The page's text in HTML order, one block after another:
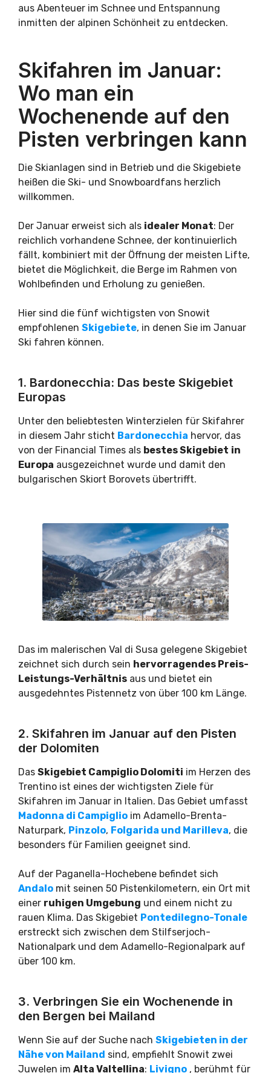
aus Abenteuer im Schnee und Entspannung
inmitten der alpinen Schönheit zu entdecken.
Skifahren im Januar:
Wo man ein
Wochenende auf den
Pisten verbringen kann
Die Skianlagen sind in Betrieb und die Skigebiete
heißen die Ski- und Snowboardfans herzlich
willkommen.
Der Januar erweist sich als idealer Monat: Der
reichlich vorhandene Schnee, der kontinuierlich
fällt, kombiniert mit der Öffnung der meisten Lifte,
bietet die Möglichkeit, die Berge im Rahmen von
Wohlbefinden und Erholung zu genießen.
Hier sind die fünf wichtigsten von Snowit
empfohlenen Skigebiete, in denen Sie im Januar
Ski fahren können.
1. Bardonecchia: Das beste Skigebiet
Europas
Unter den beliebtesten Winterzielen für Skifahrer
in diesem Jahr sticht Bardonecchia hervor, das
von der Financial Times als bestes Skigebiet in
Europa ausgezeichnet wurde und damit den
bulgarischen Skiort Borovets übertrifft.
Das im malerischen Val di Susa gelegene Skigebiet
zeichnet sich durch sein hervorragendes Preis-
Leistungs-Verhältnis aus und bietet ein
ausgedehntes Pistennetz von über 100 km Länge.
2. Skifahren im Januar auf den Pisten
der Dolomiten
Das Skigebiet Campiglio Dolomiti im Herzen des
Trentino ist eines der wichtigsten Ziele für
Skifahren im Januar in Italien. Das Gebiet umfasst
Madonna di Campiglio im Adamello-Brenta-
Naturpark, Pinzolo, Folgarida und Marilleva, die
besonders für Familien geeignet sind.
Auf der Paganella-Hochebene befindet sich
Andalo mit seinen 50 Pistenkilometern, ein Ort mit
einer ruhigen Umgebung und einem nicht zu
rauen Klima. Das Skigebiet Pontedilegno-Tonale
erstreckt sich zwischen dem Stilfserjoch-
Nationalpark und dem Adamello-Regionalpark auf
über 100 km.
3. Verbringen Sie ein Wochenende in
den Bergen bei Mailand
Wenn Sie auf der Suche nach Skigebieten in der
Nähe von Mailand sind, empfiehlt Snowit zwei
Juwelen im Alta Valtellina: Livigno , berühmt für